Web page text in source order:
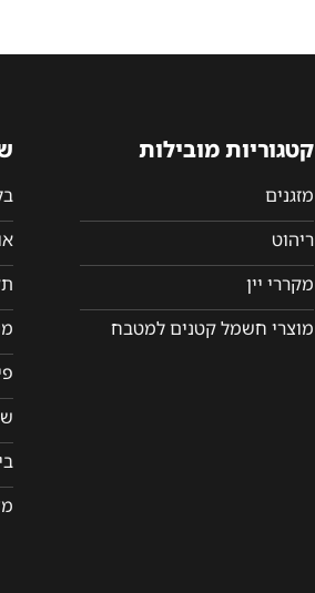
קטגוריות מובילות
מזגנים
ריהוט
מקררי יין
מוצרי חשמל קטנים למטבח